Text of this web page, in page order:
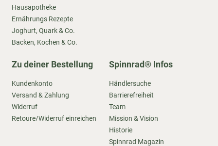
Hausapotheke
Ernährungs Rezepte
Joghurt, Quark & Co.
Backen, Kochen & Co.
Zu deiner Bestellung
Kundenkonto
Versand & Zahlung
Widerruf
Retoure/Widerruf einreichen
Spinnrad® Infos
Händlersuche
Barrierefreiheit
Team
Mission & Vision
Historie
Spinnrad Magazin